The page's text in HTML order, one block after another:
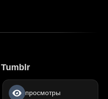
просмотры